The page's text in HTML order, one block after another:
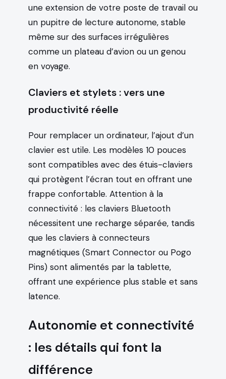
une extension de votre poste de travail ou
un pupitre de lecture autonome, stable
même sur des surfaces irrégulières
comme un plateau d’avion ou un genou
en voyage.
Claviers et stylets : vers une
productivité réelle
Pour remplacer un ordinateur, l’ajout d’un
clavier est utile. Les modèles 10 pouces
sont compatibles avec des étuis-claviers
qui protègent l’écran tout en offrant une
frappe confortable. Attention à la
connectivité : les claviers Bluetooth
nécessitent une recharge séparée, tandis
que les claviers à connecteurs
magnétiques (Smart Connector ou Pogo
Pins) sont alimentés par la tablette,
offrant une expérience plus stable et sans
latence.
Autonomie et connectivité
: les détails qui font la
différence